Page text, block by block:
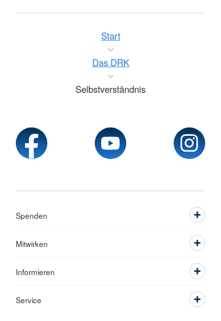
Start
Das DRK
Selbstverständnis
Spenden
Mitwirken
Informieren
Service